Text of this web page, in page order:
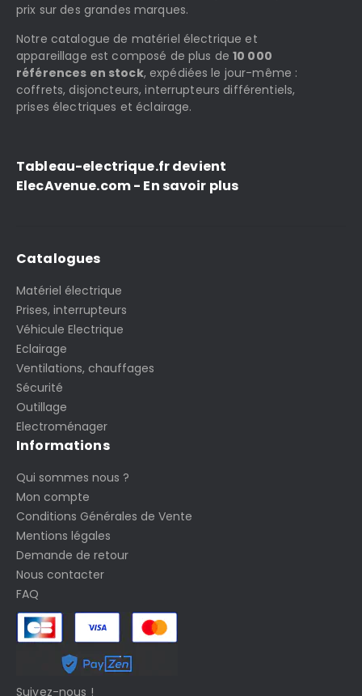
prix sur des grandes marques.
Notre catalogue de matériel électrique et
appareillage est composé de plus de10 000
références en stock, expédiées le jour-même :
coffrets, disjoncteurs, interrupteurs différentiels,
prises électriques et éclairage.
Tableau-electrique.fr devient
ElecAvenue.com - En savoir plus
Catalogues
Matériel électrique
Prises, interrupteurs
Véhicule Electrique
Eclairage
Ventilations, chauffages
Sécurité
Outillage
Electroménager
Informations
Qui sommes nous ?
Mon compte
Conditions Générales de Vente
Mentions légales
Demande de retour
Nous contacter
FAQ
Suivez-nous !